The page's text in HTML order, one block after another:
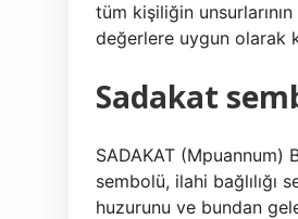
tüm kişiliğin
değerlere uygun olarak
Sadakat
SADAKAT (Mpuannum)
sembolü, ilahi
huzurunu ve bundan